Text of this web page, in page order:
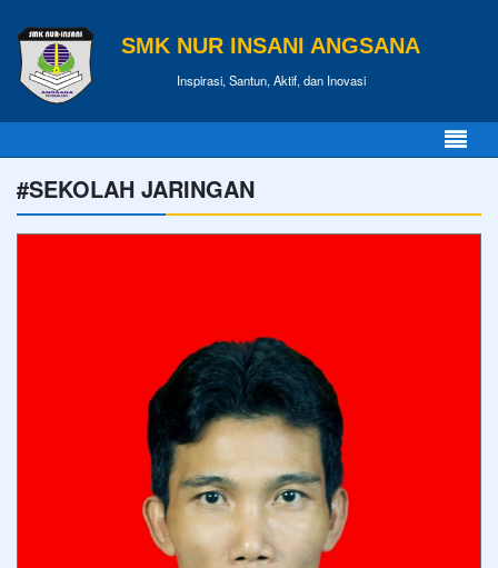
SMK NUR INSANI ANGSANA
Inspirasi, Santun, Aktif, dan Inovasi
#SEKOLAH JARINGAN